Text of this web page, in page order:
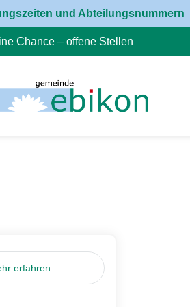
und Abteilungsnummern
Chance – offene Stellen
erfahren